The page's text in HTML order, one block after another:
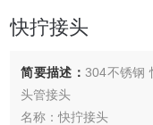
快拧接头
简要描述：304不锈钢
头管接头
名称：快拧接头